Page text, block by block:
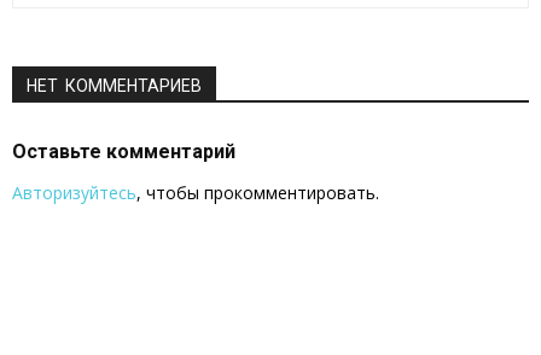
НЕТ КОММЕНТАРИЕВ
Оставьте комментарий
Авторизуйтесь, чтобы прокомментировать.